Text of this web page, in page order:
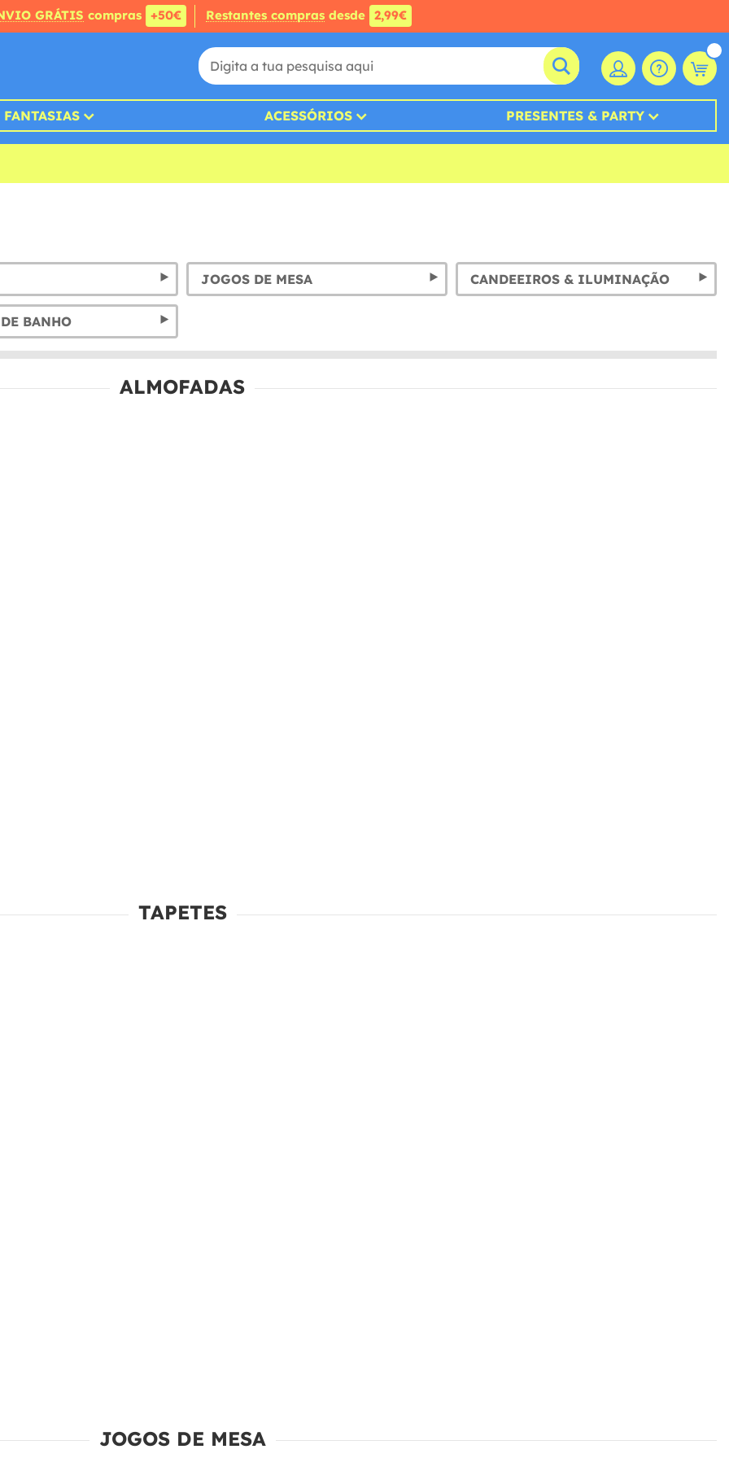
GRÁTIS compras +50€ Restantes compras desde 2,99€
FANTASIAS ACESSÓRIOS PRESENTES & PARTY
JOGOS DE MESA CANDEEIROS & ILUMINAÇÃO
BANHO
ALMOFADAS
TAPETES
JOGOS DE MESA